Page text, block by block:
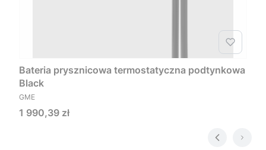
Bateria prysznicowa termostatyczna podtynkowa
Black
PRODUCENT
GME
Cena
1 990,39 zł